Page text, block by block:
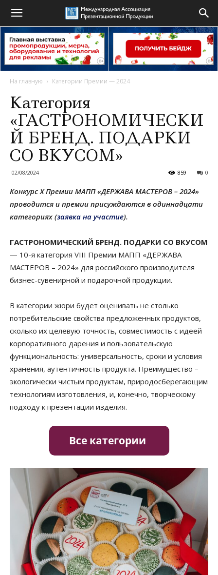
На главную Категории Премии — 2024
Категория
«ГАСТРОНОМИЧЕСКИ
Й БРЕНД. ПОДАРКИ
СО ВКУСОМ»
02/08/2024 0
859
Конкурс X Премии МАПП «ДЕРЖАВА МАСТЕРОВ – 2024»
проводится и премии присуждаются в одиннадцати
категориях (заявка на участие).
ГАСТРОНОМИЧЕСКИЙ БРЕНД. ПОДАРКИ СО ВКУСОМ
— 10-я категория VIII Премии МАПП «ДЕРЖАВА
МАСТЕРОВ – 2024» для российского производителя
бизнес-сувенирной и подарочной продукции.
В категории жюри будет оценивать не столько
потребительские свойства предложенных продуктов,
сколько их целевую точность, совместимость с идеей
корпоративного дарения и пользовательскую
функциональность: универсальность, сроки и условия
хранения, аутентичность продукта. Преимущество –
экологически чистым продуктам, природосберегающим
технологиям изготовления, и, конечно, творческому
подходу к презентации изделия.